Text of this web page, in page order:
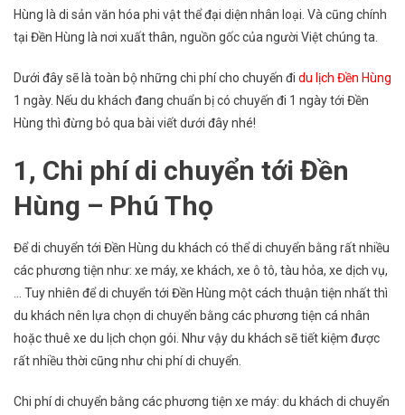
Chuyến
Du
Đền
Hùng
Hùng là di sản văn hóa phi vật thể đại diện nhân loại. Và cũng chính
tại Đền Hùng là nơi xuất thân, nguồn gốc của người Việt chúng ta.
Dưới đây sẽ là toàn bộ những chi phí cho chuyến đi du lịch Đền Hùng
1 ngày. Nếu du khách đang chuẩn bị có chuyến đi 1 ngày tới Đền
Hùng thì đừng bỏ qua bài viết dưới đây nhé!
1, Chi phí di chuyển tới Đền
Hùng – Phú Thọ
Để di chuyển tới Đền Hùng du khách có thể di chuyển bằng rất nhiều
các phương tiện như: xe máy, xe khách, xe ô tô, tàu hỏa, xe dịch vụ,
… Tuy nhiên để di chuyển tới Đền Hùng một cách thuận tiện nhất thì
du khách nên lựa chọn di chuyển bằng các phương tiện cá nhân
hoặc thuê xe du lịch chọn gói. Như vậy du khách sẽ tiết kiệm được
rất nhiều thời cũng như chi phí di chuyển.
Chi phí di chuyển bằng các phương tiện xe máy: du khách di chuyển